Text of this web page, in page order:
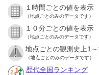
１時間ごとの値を表示
（地点ごとのみのデータです）
１０分ごとの値を表示
（地点ごとのみのデータです）
地点ごとの観測史上1
（地点ごとのみのデータです）
歴代全国ランキング